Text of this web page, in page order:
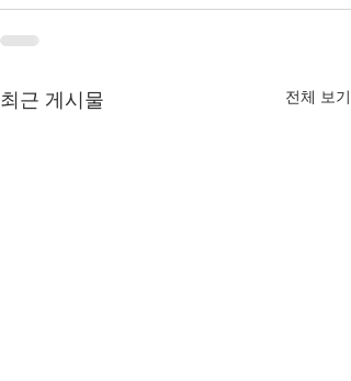
최근 게시물 전체 보기